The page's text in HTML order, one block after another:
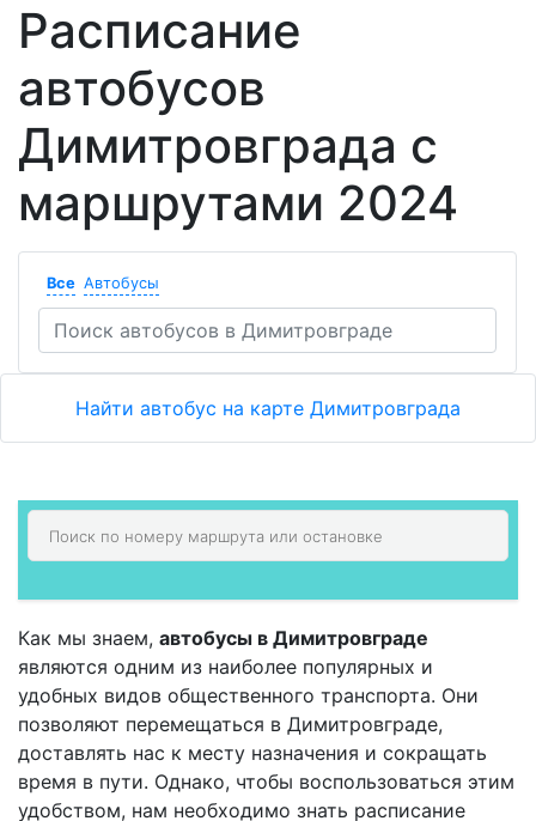
Расписание
автобусов
Димитровграда с
маршрутами 2024
Все Автобусы
Найти автобус на карте Димитровграда
Как мы знаем, автобусы в Димитровграде
являются одним из наиболее популярных и
удобных видов общественного транспорта. Они
позволяют перемещаться в Димитровграде,
доставлять нас к месту назначения и сокращать
время в пути. Однако, чтобы воспользоваться этим
удобством, нам необходимо знать расписание